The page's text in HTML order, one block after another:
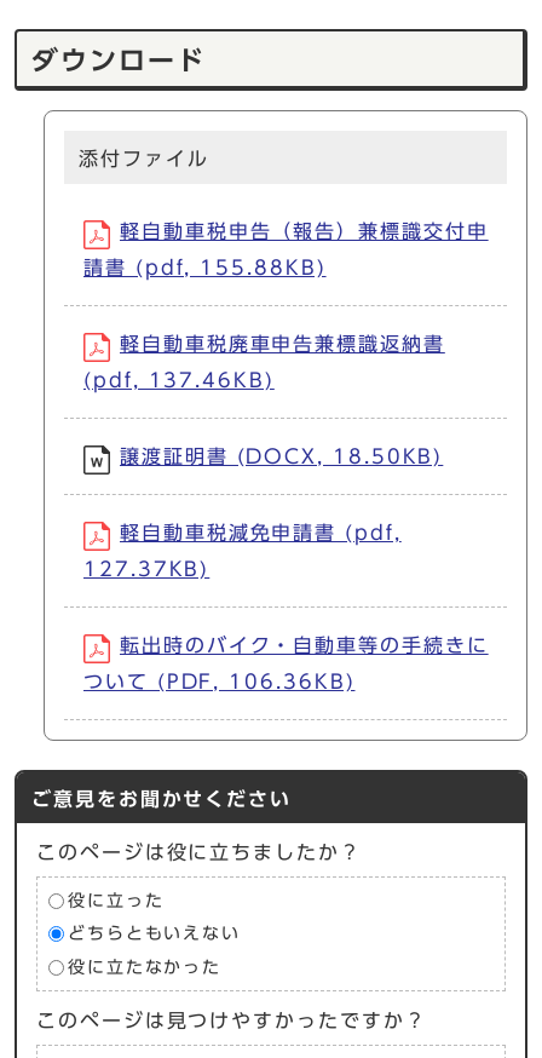
ダウンロード
添付ファイル
軽自動車税申告（報告）兼標識交付申
請書 (pdf, 155.88KB)
軽自動車税廃車申告兼標識返納書
(pdf, 137.46KB)
譲渡証明書 (DOCX, 18.50KB)
軽自動車税減免申請書 (pdf,
127.37KB)
転出時のバイク・自動車等の手続きに
ついて (PDF, 106.36KB)
ご意見をお聞かせください
このページは役に立ちましたか？
役に立った
どちらともいえない
役に立たなかった
このページは見つけやすかったですか？